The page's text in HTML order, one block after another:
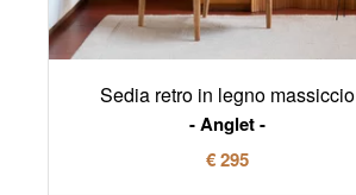
Sedia retro in legno massiccio
Anglet
€ 295